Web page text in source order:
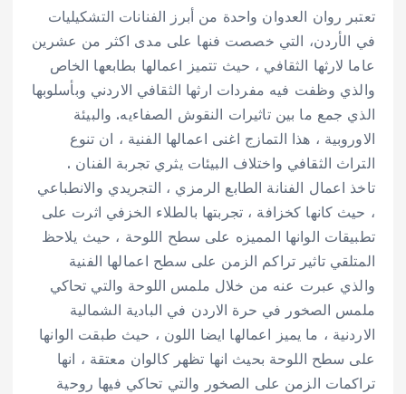
تعتبر روان العدوان واحدة من أبرز الفنانات التشكيليات
في الأردن، التي خصصت فنها على مدى اكثر من عشرين
عاما لارثها الثقافي ، حيث تتميز اعمالها بطابعها الخاص
والذي وظفت فيه مفردات ارثها الثقافي الاردني وبأسلوبها
الذي جمع ما بين تاثيرات النقوش الصفاءيه. والبيئة
الاوروبية ، هذا التمازج اغنى اعمالها الفنية ، ان تنوع
التراث الثقافي واختلاف البيئات يثري تجربة الفنان .
تاخذ اعمال الفنانة الطابع الرمزي ، التجريدي والانطباعي
، حيث كانها كخزافة ، تجربتها بالطلاء الخزفي اثرت على
تطبيقات الوانها المميزه على سطح اللوحة ، حيث يلاحظ
المتلقي تاثير تراكم الزمن على سطح اعمالها الفنية
والذي عبرت عنه من خلال ملمس اللوحة والتي تحاكي
ملمس الصخور في حرة الاردن في البادية الشمالية
الاردنية ، ما يميز اعمالها ايضا اللون ، حيث طبقت الوانها
على سطح اللوحة بحيث انها تظهر كالوان معتقة ، انها
تراكمات الزمن على الصخور والتي تحاكي فيها روحية